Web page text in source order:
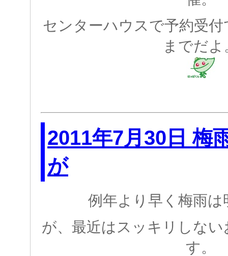
センターハウスで予約受
までだよ
2011年7月30日 梅
が
例年より早く梅雨
が、最近はスッキリしな
す。